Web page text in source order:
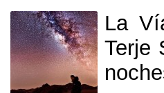
La
Terje